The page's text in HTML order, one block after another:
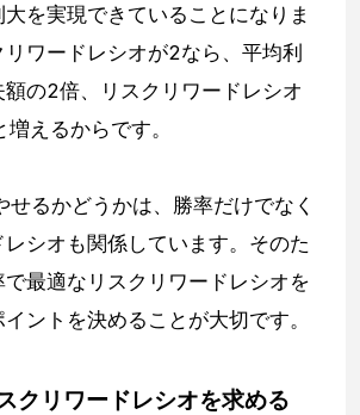
を実現できていることになりま
ワードレシオが2なら、平均利
の2倍、リスクリワードレシオ
えるからです。
せるかどうかは、勝率だけでなく
レシオも関係しています。そのた
最適なリスクリワードレシオを
ントを決めることが大切です。
クリワードレシオを求める